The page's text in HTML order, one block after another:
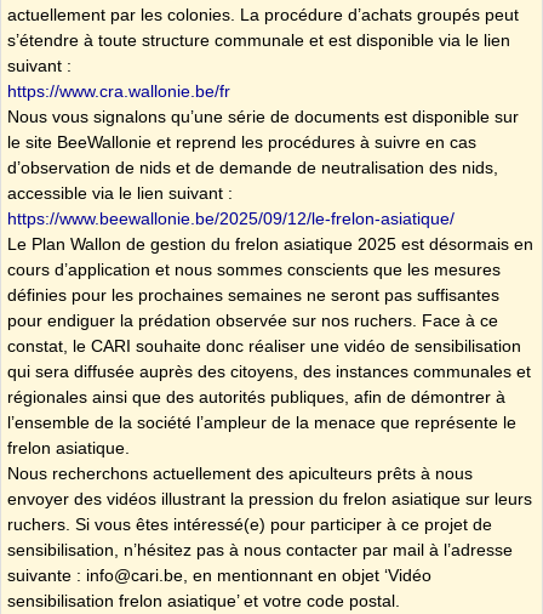
actuellement par les colonies. La procédure d’achats groupés peut
s’étendre à toute structure communale et est disponible via le lien
suivant :
https://www.cra.wallonie.be/fr
Nous vous signalons qu’une série de documents est disponible sur
le site BeeWallonie et reprend les procédures à suivre en cas
d’observation de nids et de demande de neutralisation des nids,
accessible via le lien suivant :
https://www.beewallonie.be/2025/09/12/le-frelon-asiatique/
Le Plan Wallon de gestion du frelon asiatique 2025 est désormais en
cours d’application et nous sommes conscients que les mesures
définies pour les prochaines semaines ne seront pas suffisantes
pour endiguer la prédation observée sur nos ruchers. Face à ce
constat, le CARI souhaite donc réaliser une vidéo de sensibilisation
qui sera diffusée auprès des citoyens, des instances communales et
régionales ainsi que des autorités publiques, afin de démontrer à
l’ensemble de la société l’ampleur de la menace que représente le
frelon asiatique.
Nous recherchons actuellement des apiculteurs prêts à nous
envoyer des vidéos illustrant la pression du frelon asiatique sur leurs
ruchers. Si vous êtes intéressé(e) pour participer à ce projet de
sensibilisation, n’hésitez pas à nous contacter par mail à l’adresse
suivante : info@cari.be, en mentionnant en objet ‘Vidéo
sensibilisation frelon asiatique’ et votre code postal.